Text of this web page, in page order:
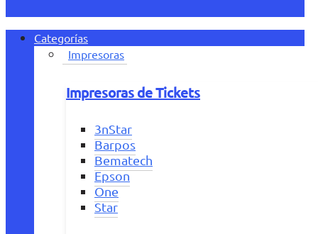
Categorías
Impresoras
Impresoras de Tickets
3nStar
Barpos
Bematech
Epson
One
Star